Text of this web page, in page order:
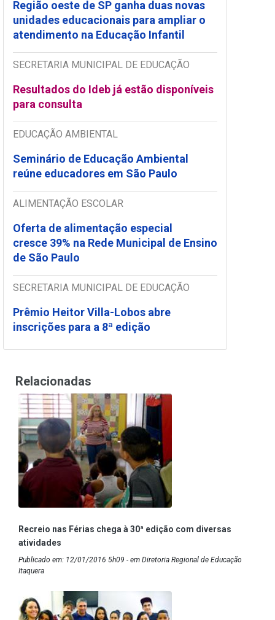
Região oeste de SP ganha duas novas
unidades educacionais para ampliar o
atendimento na Educação Infantil
SECRETARIA MUNICIPAL DE EDUCAÇÃO
Resultados do Ideb já estão disponíveis
para consulta
EDUCAÇÃO AMBIENTAL
Seminário de Educação Ambiental
reúne educadores em São Paulo
ALIMENTAÇÃO ESCOLAR
Oferta de alimentação especial
cresce 39% na Rede Municipal de Ensino
de São Paulo
SECRETARIA MUNICIPAL DE EDUCAÇÃO
Prêmio Heitor Villa-Lobos abre
inscrições para a 8ª edição
Relacionadas
Recreio nas Férias chega à 30ª edição com diversas
atividades
Publicado em: 12/01/2016 5h09 - em Diretoria Regional de Educação
Itaquera